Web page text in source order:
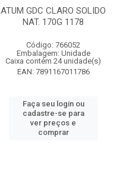
ATUM GDC CLARO SOLIDO
NAT. 170G 1178
Código: 766052
Embalagem: Unidade
Caixa contém 24 unidade(s)
EAN: 7891167011786
Faça seu login ou
cadastre-se para
ver preços e
comprar